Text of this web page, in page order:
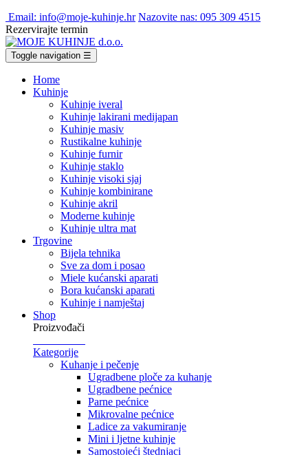
Email: info@moje-kuhinje.hr Nazovite nas: 095 309 4515
Rezervirajte termin
Toggle navigation ☰
Home
Kuhinje
Kuhinje iveral
Kuhinje lakirani medijapan
Kuhinje masiv
Rustikalne kuhinje
Kuhinje furnir
Kuhinje staklo
Kuhinje visoki sjaj
Kuhinje kombinirane
Kuhinje akril
Moderne kuhinje
Kuhinje ultra mat
Trgovine
Bijela tehnika
Sve za dom i posao
Miele kućanski aparati
Bora kućanski aparati
Kuhinje i namještaj
Shop
Proizvođači
Kategorije
Kuhanje i pečenje
Ugradbene ploče za kuhanje
Ugradbene pećnice
Parne pećnice
Mikrovalne pećnice
Ladice za vakumiranje
Mini i ljetne kuhinje
Samostojeći štednjaci